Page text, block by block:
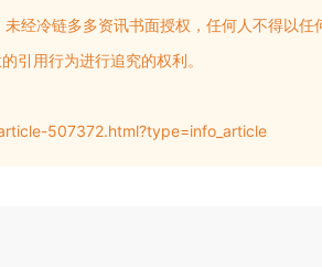
经冷链多多资讯书面授权，任何人不得以任
引用行为进行追究的权利。
507372.html?type=info_article